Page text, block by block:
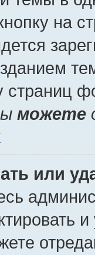
на
страниц
можете
или